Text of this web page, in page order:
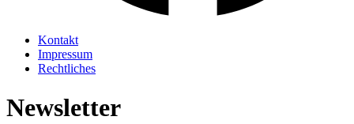
Kontakt
Impressum
Rechtliches
Newsletter